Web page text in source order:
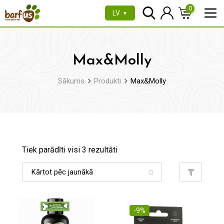
uz
LV ▼
0
Max&Molly
Sākums Produkti Max&Molly
Tiek parādīti visi 3 rezultāti
-9%